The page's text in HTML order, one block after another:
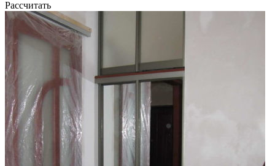
Рассчитать